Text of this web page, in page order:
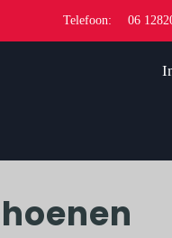
Telefoon: 06